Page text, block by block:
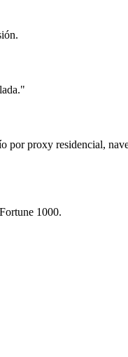
por proxy residencial,
1000.